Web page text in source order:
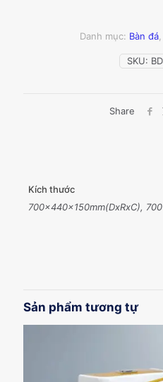
SKU:
Danh mục: Bàn đá,
Share
Kích thước
700x440x150mm(DxRxC),
Sản phẩm tương tự